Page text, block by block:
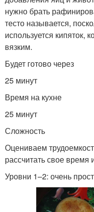
нужно брать
тесто называется,
используется кипяток,
вязким.
Будет готово через
25 минут
Время на кухне
25 минут
Сложность
Оцениваем
рассчитать свое время
Уровни 1–2: очень